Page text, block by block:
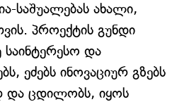
საშუალებას ახალი,
პროექტის გუნდი
საინტერესო და
ეძებს ინოვაციურ გზებს
და ცდილობს, იყოს